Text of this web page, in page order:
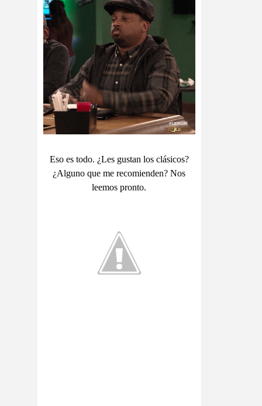
Eso es todo. ¿Les gustan los clásicos?
¿Alguno que me recomienden? Nos
leemos pronto.